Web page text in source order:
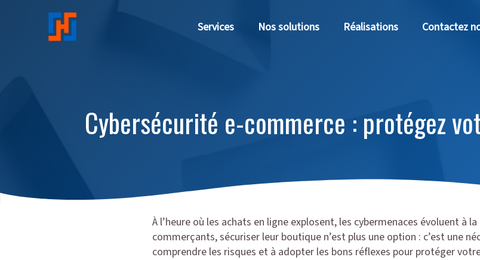
Services
Nos solutions Réalisations Contactez
Cybersécurité e-commerce : protégez
À l’heure où les achats en ligne explosent, les cybermenaces évoluent à
commerçants, sécuriser leur boutique n’est plus une option : c’est une
comprendre les risques et à adopter les bons réflexes pour protéger